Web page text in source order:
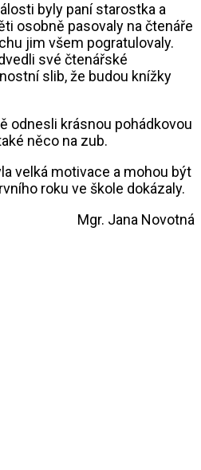
byly paní starostka a
osobně pasovaly na čtenáře
jim všem pogratulovaly.
své čtenářské
slib, že budou knížky
odnesli krásnou pohádkovou
něco na zub.
velká motivace a mohou být
roku ve škole dokázaly.
Mgr. Jana Novotná